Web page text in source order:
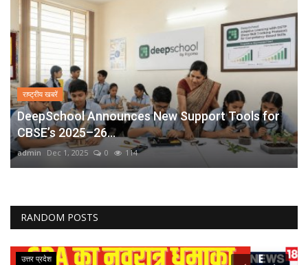
राष्ट्रीय खबरें
DeepSchool Announces New Support Tools for
CBSE’s 2025–26...
admin Dec 1, 2025 0 114
RANDOM POSTS
उत्तर प्रदेश